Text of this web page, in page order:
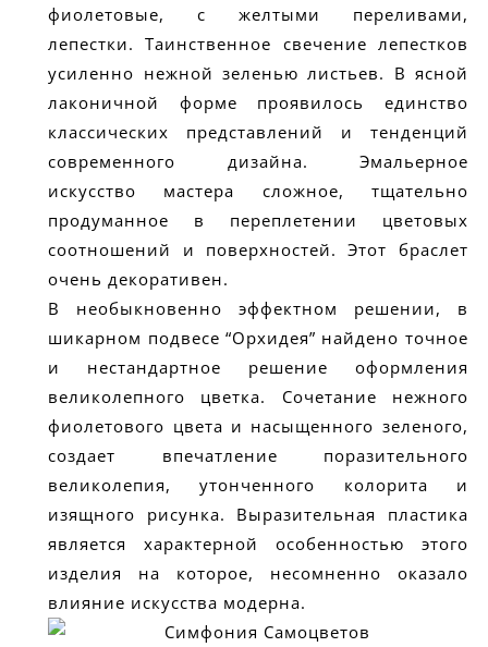
фиолетовые, с желтыми переливами,
лепестки. Таинственное свечение лепестков
усиленно нежной зеленью листьев. В ясной
лаконичной форме проявилось единство
классических представлений и тенденций
современного дизайна. Эмальерное
искусство мастера сложное, тщательно
продуманное в переплетении цветовых
соотношений и поверхностей. Этот браслет
очень декоративен.
В необыкновенно эффектном решении, в
шикарном подвесе “Орхидея” найдено точное
и нестандартное решение оформления
великолепного цветка. Сочетание нежного
фиолетового цвета и насыщенного зеленого,
создает впечатление поразительного
великолепия, утонченного колорита и
изящного рисунка. Выразительная пластика
является характерной особенностью этого
изделия на которое, несомненно оказало
влияние искусства модерна.